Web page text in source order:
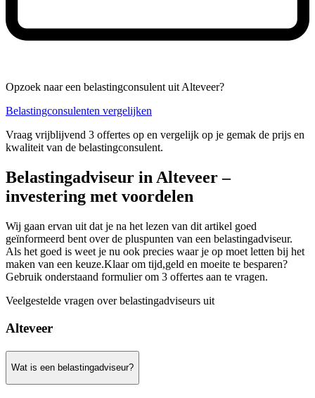
Opzoek naar een belastingconsulent uit Alteveer?
Belastingconsulenten vergelijken
Vraag vrijblijvend 3 offertes op en vergelijk op je gemak de prijs en
kwaliteit van de belastingconsulent.
Belastingadviseur in Alteveer –
investering met voordelen
Wij gaan ervan uit dat je na het lezen van dit artikel goed
geïnformeerd bent over de pluspunten van een belastingadviseur.
Als het goed is weet je nu ook precies waar je op moet letten bij het
maken van een keuze.Klaar om tijd,geld en moeite te besparen?
Gebruik onderstaand formulier om 3 offertes aan te vragen.
Veelgestelde vragen over belastingadviseurs uit
Alteveer
Wat is een belastingadviseur?